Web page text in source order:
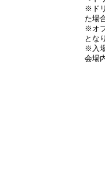
※ド
た場
※オ
とな
※入
会場